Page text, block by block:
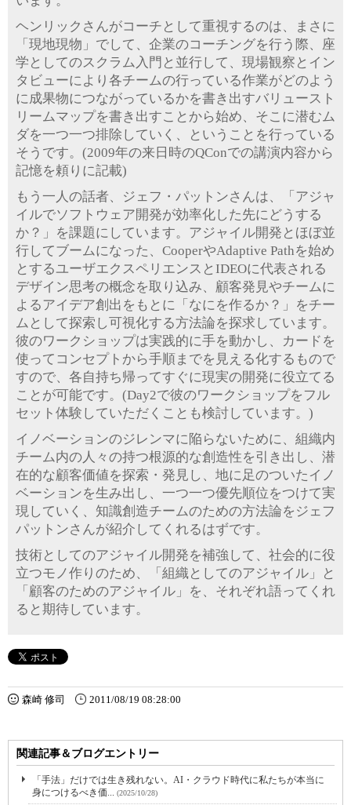
ヘンリックさんがコーチとして重視するのは、まさに
「現地現物」でして、企業のコーチングを行う際、座
学としてのスクラム入門と並行して、現場観察とイン
タビューにより各チームの行っている作業がどのよう
に成果物につながっているかを書き出すバリュースト
リームマップを書き出すことから始め、そこに潜むム
ダを一つ一つ排除していく、ということを行っている
そうです。(2009年の来日時のQConでの講演内容から
記憶を頼りに記載)
もう一人の話者、ジェフ・パットンさんは、「アジャ
イルでソフトウェア開発が効率化した先にどうする
か？」を課題にしています。アジャイル開発とほぼ並
行してブームになった、CooperやAdaptive Pathを始め
とするユーザエクスペリエンスとIDEOに代表される
デザイン思考の概念を取り込み、顧客発見やチームに
よるアイデア創出をもとに「なにを作るか？」をチー
ムとして探索し可視化する方法論を探求しています。
彼のワークショップは実践的に手を動かし、カードを
使ってコンセプトから手順までを見える化するもので
すので、各自持ち帰ってすぐに現実の開発に役立てる
ことが可能です。(Day2で彼のワークショップをフル
セット体験していただくことも検討しています。)
イノベーションのジレンマに陥らないために、組織内
チーム内の人々の持つ根源的な創造性を引き出し、潜
在的な顧客価値を探索・発見し、地に足のついたイノ
ベーションを生み出し、一つ一つ優先順位をつけて実
現していく、知識創造チームのための方法論をジェフ
パットンさんが紹介してくれるはずです。
技術としてのアジャイル開発を補強して、社会的に役
立つモノ作りのため、「組織としてのアジャイル」と
「顧客のためのアジャイル」を、それぞれ語ってくれ
ると期待しています。
森崎 修司 2011/08/19 08:28:00
関連記事＆ブログエントリー
「手法」だけでは生き残れない。AI・クラウド時代に私たちが本当に
身につけるべき価... (2025/10/28)